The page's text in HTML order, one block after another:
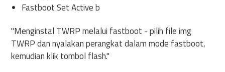
Fastboot Set Active b
"Menginstal TWRP melalui fastboot - pilih file img
TWRP dan nyalakan perangkat dalam mode fastboot,
kemudian klik tombol flash."